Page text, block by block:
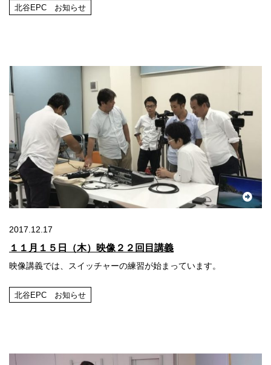
北谷EPC お知らせ
2017.12.17
１１月１５日（木）映像２２回目講義
映像講義では、スイッチャーの練習が始まっています。
北谷EPC お知らせ